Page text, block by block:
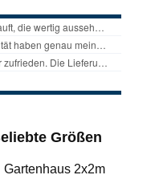
Größen
Gartenhaus 2x2m